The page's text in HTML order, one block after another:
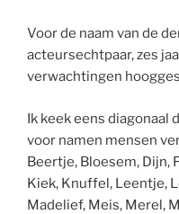
Voor de naam van de
acteursechtpaar, zes
verwachtingen
Ik keek eens diagonaal
voor namen mensen
Beertje, Bloesem, Dijn,
Kiek, Knuffel, Leentje,
Madelief, Meis, Merel,